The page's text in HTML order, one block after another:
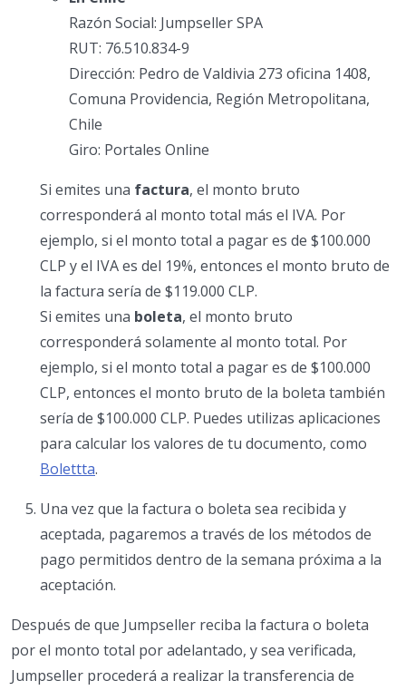
Razón Social: Jumpseller SPA
RUT: 76.510.834-9
Dirección: Pedro de Valdivia 273 oficina 1408,
Comuna Providencia, Región Metropolitana,
Chile
Giro: Portales Online
Si emites una factura, el monto bruto
corresponderá al monto total más el IVA. Por
ejemplo, si el monto total a pagar es de $100.000
CLP y el IVA es del 19%, entonces el monto bruto de
la factura sería de $119.000 CLP.
Si emites una boleta, el monto bruto
corresponderá solamente al monto total. Por
ejemplo, si el monto total a pagar es de $100.000
CLP, entonces el monto bruto de la boleta también
sería de $100.000 CLP. Puedes utilizas aplicaciones
para calcular los valores de tu documento, como
Bolettta.
Una vez que la factura o boleta sea recibida y
aceptada, pagaremos a través de los métodos de
pago permitidos dentro de la semana próxima a la
aceptación.
Después de que Jumpseller reciba la factura o boleta
por el monto total por adelantado, y sea verificada,
Jumpseller procederá a realizar la transferencia de